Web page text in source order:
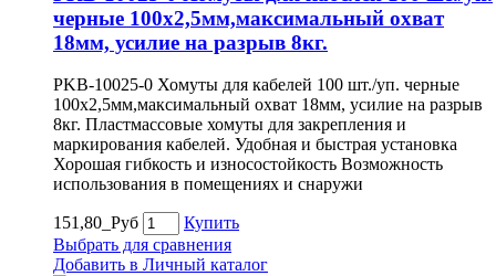
черные 100х2,5мм,максимальный охват
18мм, усилие на разрыв 8кг.
PKB-10025-0 Хомуты для кабелей 100 шт./уп. черные
100х2,5мм,максимальный охват 18мм, усилие на разрыв
8кг. Пластмассовые хомуты для закрепления и
маркирования кабелей. Удобная и быстрая установка
Хорошая гибкость и износостойкость Возможность
использования в помещениях и снаружи
151,80_Руб
Купить
Выбрать для сравнения
Добавить в Личный каталог